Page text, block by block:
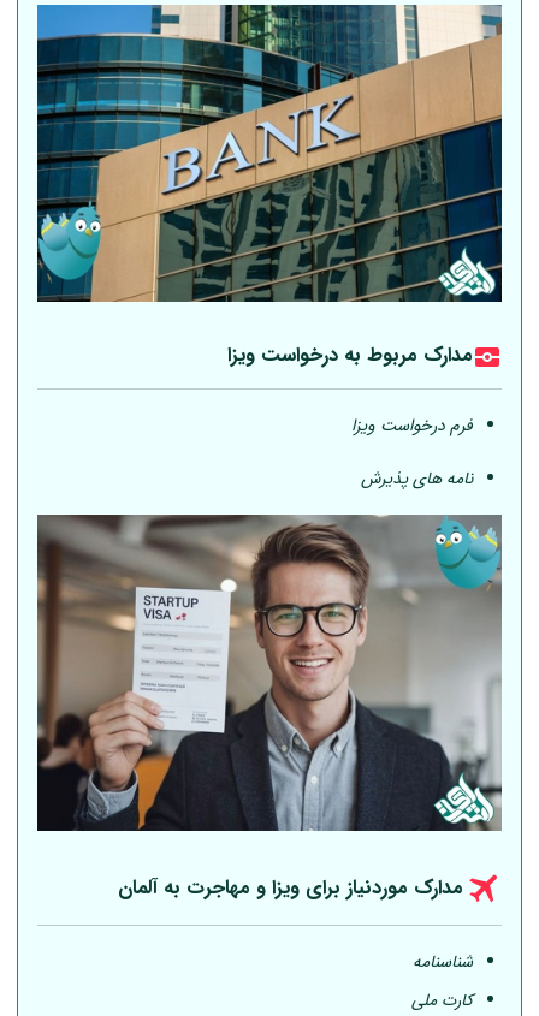
مدارک مربوط به درخواست ویزا
فرم درخواست ویزا
نامه های پذیرش
مدارک موردنیاز برای ویزا و مهاجرت بهآلمان
شناسنامه
کارت ملی